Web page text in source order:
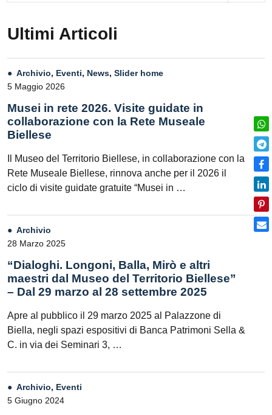
Ultimi Articoli
Archivio, Eventi, News, Slider home
5 Maggio 2026
Musei in rete 2026. Visite guidate in
collaborazione con la Rete Museale
Biellese
Il Museo del Territorio Biellese, in collaborazione con la
Rete Museale Biellese, rinnova anche per il 2026 il
ciclo di visite guidate gratuite “Musei in …
Archivio
28 Marzo 2025
“Dialoghi. Longoni, Balla, Mirò e altri
maestri dal Museo del Territorio Biellese”
– Dal 29 marzo al 28 settembre 2025
Apre al pubblico il 29 marzo 2025 al Palazzone di
Biella, negli spazi espositivi di Banca Patrimoni Sella &
C. in via dei Seminari 3, …
Archivio, Eventi
5 Giugno 2024